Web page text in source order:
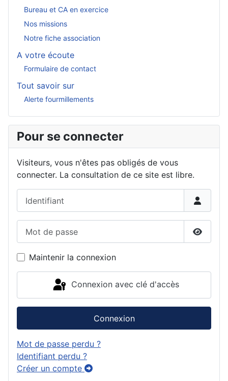
Bureau et CA en exercice
Nos missions
Notre fiche association
A votre écoute
Formulaire de contact
Tout savoir sur
Alerte fourmillements
Pour se connecter
Visiteurs, vous n'êtes pas obligés de vous
connecter. La consultation de ce site est libre.
Maintenir la connexion
Connexion avec clé d'accès
Connexion
Mot de passe perdu ?
Identifiant perdu ?
Créer un compte